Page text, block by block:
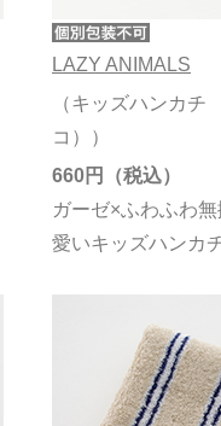
LAZY ANIMALS
（キッズハンカ
コ））
ガーゼ×ふわふわ
愛いキッズハンカ
660円